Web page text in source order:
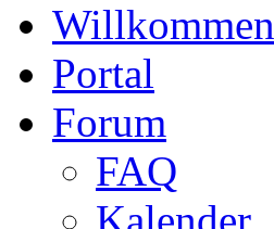
Willkommen
Portal
Forum
FAQ